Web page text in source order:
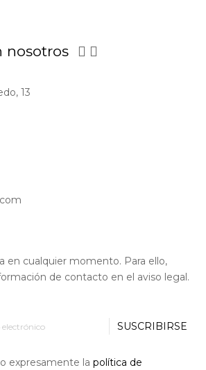
nosotros  
13
en cualquier momento. Para ello,
de contacto en el aviso legal.
SUSCRIBIRSE
expresamente la política de